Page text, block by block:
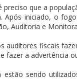
preciso que a
Após iniciado, o
Auditoria e
auditores fiscais
fazer a advertência
sendo